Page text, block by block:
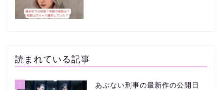
読まれている記事
1
あぶない刑事の最新作の公開日